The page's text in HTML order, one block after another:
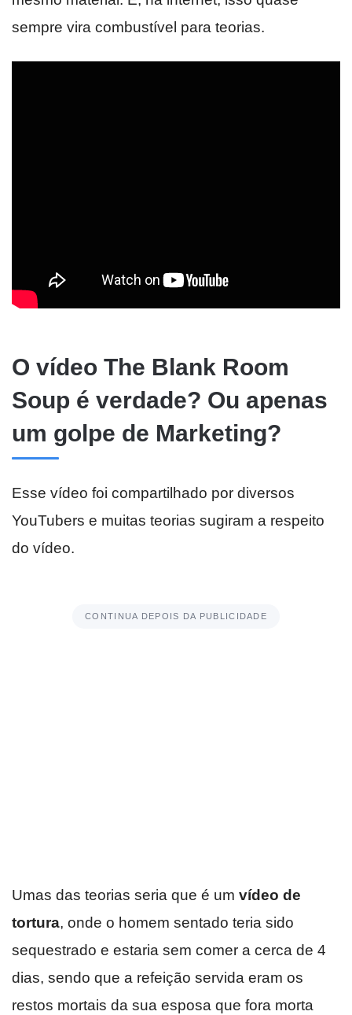
sempre vira combustível para teorias.
O vídeo The Blank Room
Soup é verdade? Ou apenas
um golpe de Marketing?
Esse vídeo foi compartilhado por diversos
YouTubers e muitas teorias sugiram a respeito
do vídeo.
CONTINUA DEPOIS DA PUBLICIDADE
Umas das teorias seria que é um vídeo de
tortura, onde o homem sentado teria sido
sequestrado e estaria sem comer a cerca de 4
dias, sendo que a refeição servida eram os
restos mortais da sua esposa que fora morta